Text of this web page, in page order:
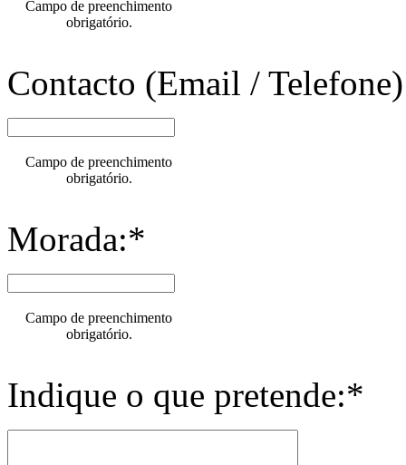
Campo de preenchimento
obrigatório.
Contacto (Email /
Campo de preenchimento
obrigatório.
Morada:*
Campo de preenchimento
obrigatório.
Indique o que pretende:*